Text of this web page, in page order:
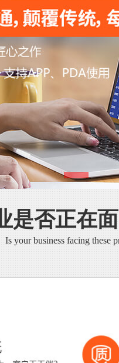
是否正在
Is your business facing these